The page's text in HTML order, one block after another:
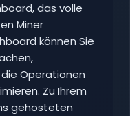
das volle
Miner
können Sie
Operationen
Zu Ihrem
gehosteten